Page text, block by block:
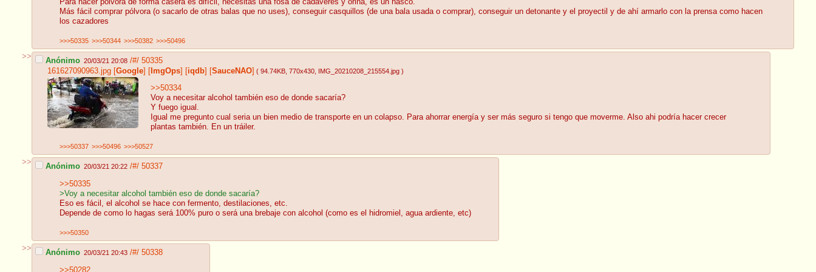
Pará hacer pólvora de forma casera es difícil, necesitas una fosa de cadáveres y orina, es un hasco.
Más fácil comprar pólvora (o sacarlo de otras balas que no uses), conseguir casquillos (de una bala usada o comprar), conseguir un detonante y el proyectil y de ahí armarlo con la prensa como hacen
los cazadores
>>>50335 >>>50344 >>>50382 >>>50496
>> Anónimo 20/03/21 20:08 /#/ 50335
161627090963.jpg [Google] [ ImgOps] [iqdb] [SauceNAO] ( 94.74KB , 770x430 , IMG_20210208_215554.jpg )
>>50334
Voy a necesitar alcohol también eso de donde sacaría?
Y fuego igual.
Igual me pregunto cual seria un bien medio de transporte en un colapso. Para ahorrar energía y ser más seguro si tengo que moverme. Also ahi podría hacer crecer
plantas también. En un tráiler.
>>>50337 >>>50496 >>>50527
>> Anónimo 20/03/21 20:22 /#/ 50337
>>50335
>Voy a necesitar alcohol también eso de donde sacaría?
Eso es fácil, el alcohol se hace con fermento, destilaciones, etc.
Depende de como lo hagas será 100% puro o será una brebaje con alcohol (como es el hidromiel, agua ardiente, etc)
>>>50350
>> Anónimo 20/03/21 20:43 /#/ 50338
>>50282